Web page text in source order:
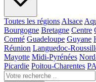
Toutes les régions Alsace
Bourgogne Bretagne Centre
Comté Guadeloupe Guyane
Réunion Languedoc-
Mayotte Midi-Pyrénées
Picardie Poitou-Charentes